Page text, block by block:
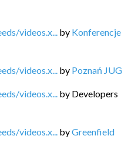
videos.x... by Konferencje
videos.x... by Poznań JUG
videos.x... by Developers
videos.x... byGreenfield